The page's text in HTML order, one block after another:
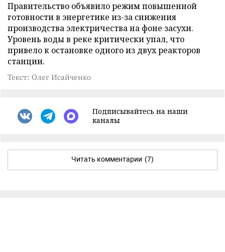
Правительство объявило режим повышенной
готовности в энергетике из-за снижения
производства электричества на фоне засухи.
Уровень воды в реке критически упал, что
привело к остановке одного из двух реакторов
станции.
Текст: Олег Исайченко
Подписывайтесь на наши
каналы
Читать комментарии (7)